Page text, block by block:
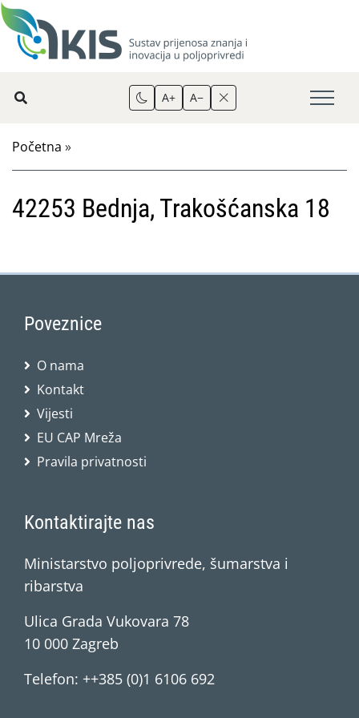
A+ A−
Početna »
42253 Bednja, Trakošćanska 18
Poveznice
O nama
Kontakt
Vijesti
EU CAP Mreža
Pravila privatnosti
Kontaktirajte nas
Ministarstvo poljoprivrede, šumarstva i
ribarstva
Ulica Grada Vukovara 78
10 000 Zagreb
Telefon: ++385 (0)1 6106 692